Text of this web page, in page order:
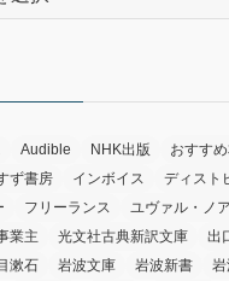
Audible NHK出版 おすす
ず書房 インボイス
ディスト
フリーランス ユヴァル・ノ
業主 光文社古典新訳文庫 出
漱石 岩波文庫 岩波新書